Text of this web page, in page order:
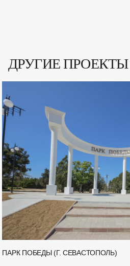
ДРУГИЕ
ПАРК ПОБЕДЫ (Г. СЕВАСТОПОЛЬ)